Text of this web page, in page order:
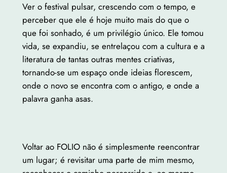
Ver o festival pulsar, crescendo com o tempo, e
perceber que ele é hoje muito mais do que o
que foi sonhado, é um privilégio único. Ele tomou
vida, se expandiu, se entrelaçou com a cultura e a
literatura de tantas outras mentes criativas,
tornando-se um espaço onde ideias florescem,
onde o novo se encontra com o antigo, e onde a
palavra ganha asas.
Voltar ao FOLIO não é simplesmente reencontrar
um lugar; é revisitar uma parte de mim mesmo,